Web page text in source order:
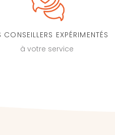
CONSEILLERS EXPÉRIMENTÉS
à votre service